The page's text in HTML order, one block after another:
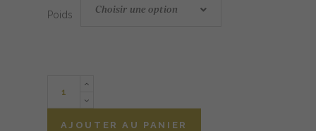
Poids Choisir une option
AJOUTER AU PANIER